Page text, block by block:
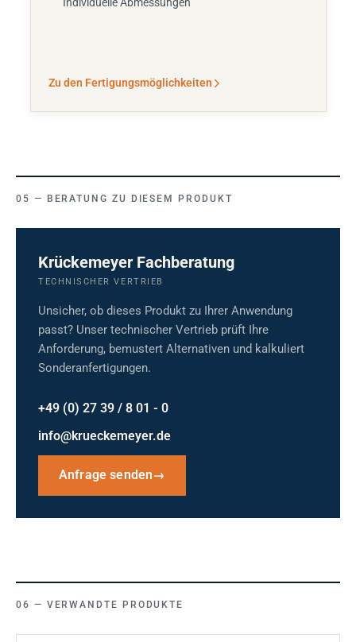
Zu den Fertigungsmöglichkeiten
BERATUNG ZU DIESEM PRODUKT
Krückemeyer Fachberatung
TECHNISCHER VERTRIEB
Unsicher, ob dieses Produkt zu Ihrer Anwendung
passt? Unser technischer Vertrieb prüft Ihre
Anforderung, bemustert Alternativen und kalkuliert
Sonderanfertigungen.
+49 (0) 27 39 / 8 01 - 0
info@krueckemeyer.de
Anfrage senden→
VERWANDTE PRODUKTE